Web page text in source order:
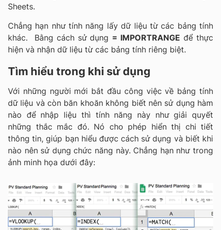
Sheets.
Chẳng hạn như tính năng lấy dữ liệu từ các bảng tính
khác. Bằng cách sử dụng = IMPORTRANGE để thực
hiện và nhận dữ liệu từ các bảng tính riêng biệt.
Tìm hiểu trong khi sử dụng
Với những người mới bắt đầu công việc về bảng tính
dữ liệu và còn băn khoăn không biết nên sử dụng hàm
nào để nhập liệu thì tính năng này như giải quyết
những thắc mắc đó. Nó cho phép hiển thị chi tiết
thông tin, giúp bạn hiểu được cách sử dụng và biết khi
nào nên sử dụng chức năng này. Chẳng hạn như trong
ảnh minh họa dưới đây: